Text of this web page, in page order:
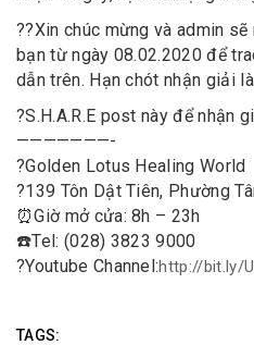
??Xin chúc mừng và admin
bạn từ ngày 08.02.2020 để
dẫn trên. Hạn chót nhận giải
?S.H.A.R.E post này để nhận
———————-
?Golden Lotus Healing World
?139 Tôn Dật Tiên, Phường
⏰Giờ mở cửa: 8h – 23h
☎️Tel: (028) 3823 9000
?Youtube Channel:http://bit.ly/
TAGS: